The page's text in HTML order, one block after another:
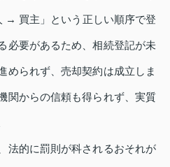
→ 買主」という正しい順序で登
必要があるため、相続登記が未
められず、売却契約は成立しま
関からの信頼も得られず、実質
法的に罰則が科されるおそれが